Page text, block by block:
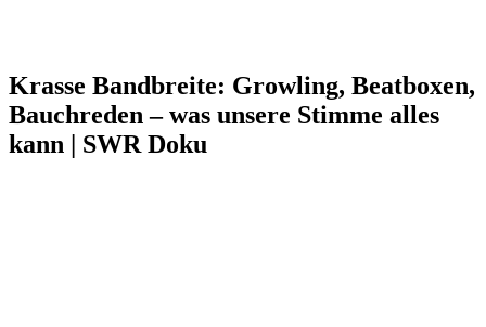
Krasse Bandbreite: Growling, Beatboxen,
Bauchreden – was unsere Stimme alles
kann | SWR Doku